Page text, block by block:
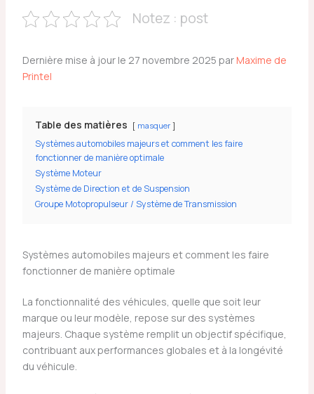
Notez : post
Dernière mise à jour le 27 novembre 2025 parMaxime de
Printel
Table des matières masquer
Systèmes automobiles majeurs et comment les faire
fonctionner de manière optimale
Système Moteur
Système de Direction et de Suspension
Groupe Motopropulseur / Système de Transmission
Systèmes automobiles majeurs et comment les faire
fonctionner de manière optimale
La fonctionnalité des véhicules, quelle que soit leur
marque ou leur modèle, repose sur des systèmes
majeurs. Chaque système remplit un objectif spécifique,
contribuant aux performances globales et à la longévité
du véhicule.